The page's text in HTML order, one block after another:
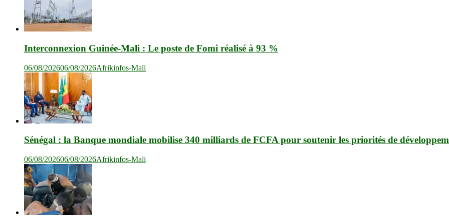
Interconnexion Guinée-Mali : Le poste de Fomi réalisé à 93 %
06/08/202606/08/2026Afrikinfos-Mali
Sénégal : la Banque mondiale mobilise 340 milliards de FCFA pour soutenir les priorités de
06/08/202606/08/2026Afrikinfos-Mali